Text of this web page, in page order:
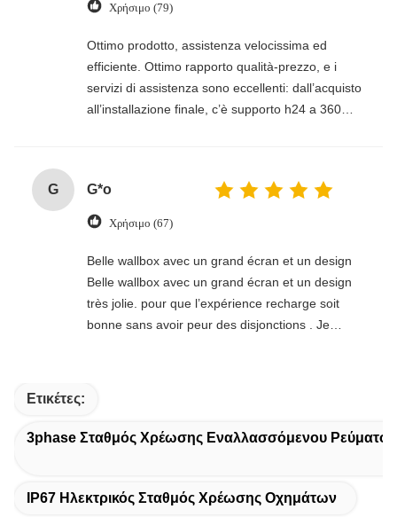
Χρήσιμο (79)
Ottimo prodotto, assistenza velocissima ed
efficiente. Ottimo rapporto qualità-prezzo, e i
servizi di assistenza sono eccellenti: dall’acquisto
all’installazione finale, c’è supporto h24 a 360
G G*o
Χρήσιμο (67)
Belle wallbox avec un grand écran et un design
Belle wallbox avec un grand écran et un design
très jolie. pour que l’expérience recharge soit
bonne sans avoir peur des disjonctions . Je
Ετικέτες:
3phase Σταθμός Χρέωσης Εναλλασσόμενου Ρεύματος
IP67 Ηλεκτρικός Σταθμός Χρέωσης Οχημάτων